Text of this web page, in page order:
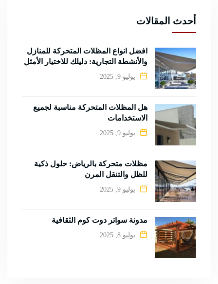
أحدث المقالات
أفضل أنواع المظلات المتحركة للمنازل
والأنشطة التجارية: دليلك للاختيار الأمثل
يوليو 9, 2025
هل المظلات المتحركة مناسبة لجميع
الاستخدامات
يوليو 9, 2025
مظلات متحركة بالرياض: حلول ذكية
للظل والتنقل المرن
يوليو 9, 2025
مدونة سواتر دوت كوم الثقافية
يوليو 8, 2025